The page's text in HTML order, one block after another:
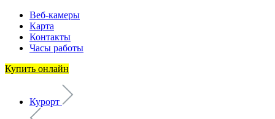
Веб-камеры
Карта
Контакты
Часы работы
Купить онлайн
Курорт